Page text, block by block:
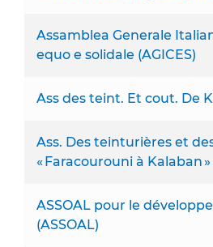
Assamblea Generale
equo e solidale (AGICES)
Ass des teint. Et cout. De
Ass. Des teinturières et
« Faracourouni à Kalaban »
ASSOAL pour le
(ASSOAL)